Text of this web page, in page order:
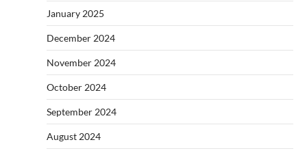
January 2025
December 2024
November 2024
October 2024
September 2024
August 2024